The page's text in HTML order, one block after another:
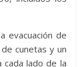
evacuación de
cunetas y un
cada lado de la